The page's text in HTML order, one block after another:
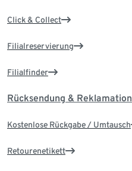
Click & Collect
Filialreservierung
Filialfinder
Rücksendung & Reklamation
Kostenlose Rückgabe / Umtausch
Retourenetikett